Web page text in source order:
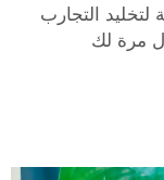
لتخليد التجارب
مرة لك